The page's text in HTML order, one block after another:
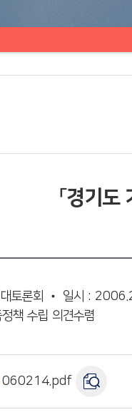
「경기
대토론회 • 일시 :
책 수립 의견수렴
060214.pdf